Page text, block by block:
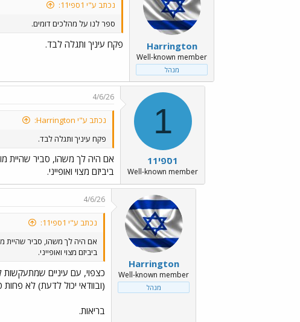
Harrington
Well-known member
מנהל
נכתב ע"י 1ספי11:
ספר לנו על מהלכים דומים.
פקח עיניך ותגלה לבד.
1
1ספי11
Well-known member
4/6/26
נכתב ע"י Harrington:
פקח עיניך ותגלה לבד.
אם היה לך משהו, סביר שהיית
ביביזם מצוי ואופייני.
Harrington
Well-known member
מנהל
4/6/26
נכתב ע"י 1ספי11:
אם היה לך משהו, סביר שהיית
ביביזם מצוי ואופייני.
כצפוי, עם עיניים
(ובוודאי יכול לדעת) לא פחות
בריאות.